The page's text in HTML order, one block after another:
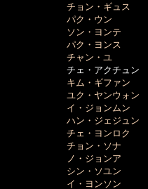
チョン・ギュス →
パク・ウン →　
ソン・ヨンテ →
パク・ヨンス →
チャン・ユ →　
　　　チェ・アクチュン
キム・ギファン →
ユク・ヤンウォン
イ・ジョンムン →
ハン・ジェジュン
チェ・ヨンロク
→
チョン・ソナ →
ノ・ジョンア →　
シン・ソユン →
イ・ヨンソン →